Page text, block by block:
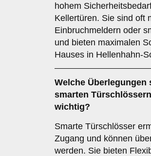
hohem
Kellertüren. Sie sind oft
Einbruchmeldern oder
und bieten maximalen
Hauses in Hellenhahn-
Welche
smarten Türschlössern
wichtig?
Smarte Türschlösser
Zugang und können
werden. Sie bieten